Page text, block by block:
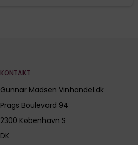
KONTAKT
Gunnar Madsen Vinhandel.dk
Prags Boulevard 94
2300 København S
DK